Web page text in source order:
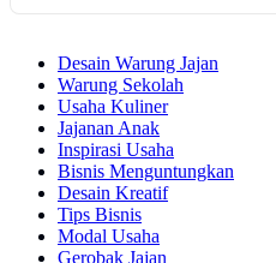
Desain Warung Jajan
Warung Sekolah
Usaha Kuliner
Jajanan Anak
Inspirasi Usaha
Bisnis Menguntungkan
Desain Kreatif
Tips Bisnis
Modal Usaha
Gerobak Jajan